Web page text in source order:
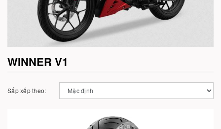
WINNER V1
Sắp xếp theo: